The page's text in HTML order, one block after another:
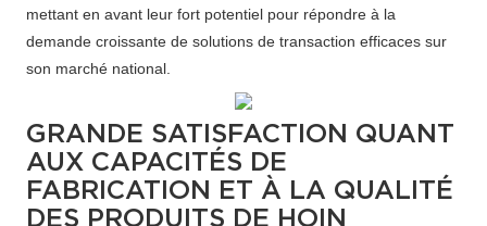
mettant en avant leur fort potentiel pour répondre à la
demande croissante de solutions de transaction efficaces sur
son marché national.
GRANDE SATISFACTION QUANT
AUX CAPACITÉS DE
FABRICATION ET À LA QUALITÉ
DES PRODUITS DE HOIN